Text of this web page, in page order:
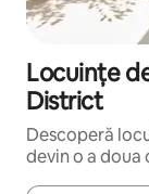
Locuințe
District
Descoperă
devin o a doua